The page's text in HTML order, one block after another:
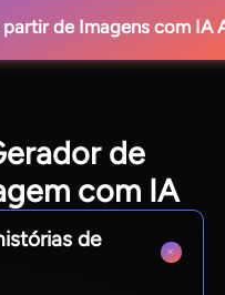
de Imagens com IA
de
com IA
de